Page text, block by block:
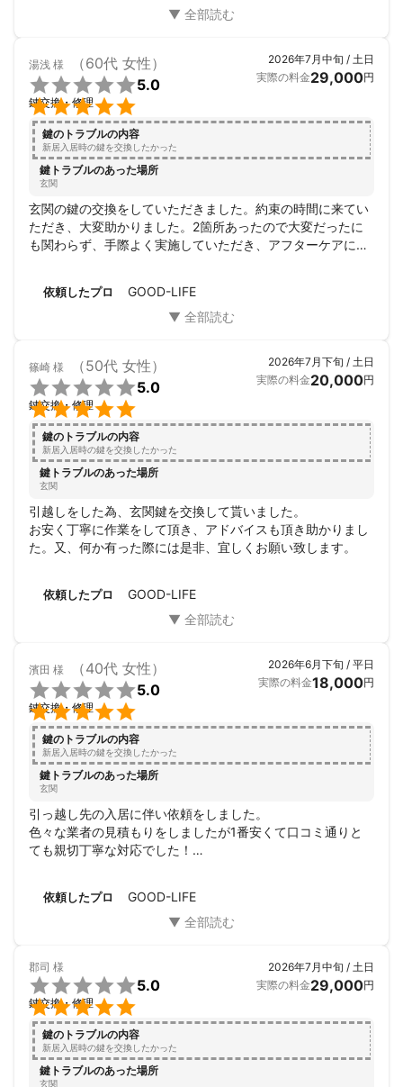
湯浅 様 （60代 女性）


5.0
鍵交換・修理
2026年7月中旬 / 土日
実際の料金29,000円
鍵のトラブルの内容
新居入居時の鍵を交換したかった
鍵トラブルのあった場所
玄関
玄関の鍵の交換をしていただきました。約束の時間に来てい
ただき、大変助かりました。2箇所あったので大変だったに
も関わらず、手際よく実施していただき、アフターケアに関
うございました。
依頼したプロ GOOD-LIFE
篠崎 様 （50代 女性）


5.0
鍵交換・修理
2026年7月下旬 / 土日
実際の料金20,000円
鍵のトラブルの内容
新居入居時の鍵を交換したかった
鍵トラブルのあった場所
玄関
引越しをした為、玄関鍵を交換して貰いました。
お安く丁寧に作業をして頂き、アドバイスも頂き助かりまし
た。又、何か有った際には是非、宜しくお願い致します。
依頼したプロ GOOD-LIFE
濱田 様 （40代 女性）


5.0
鍵交換・修理
2026年6月下旬 / 平日
実際の料金18,000円
鍵のトラブルの内容
新居入居時の鍵を交換したかった
鍵トラブルのあった場所
玄関
引っ越し先の入居に伴い依頼をしました。
色々な業者の見積もりをしましたが1番安くて口コミ通りと
ても親切丁寧な対応でした！
とても助かりました。また何かあればお願いします。
依頼したプロ GOOD-LIFE
郡司 様


5.0
鍵交換・修理
2026年7月中旬 / 土日
実際の料金29,000円
鍵のトラブルの内容
新居入居時の鍵を交換したかった
鍵トラブルのあった場所
玄関